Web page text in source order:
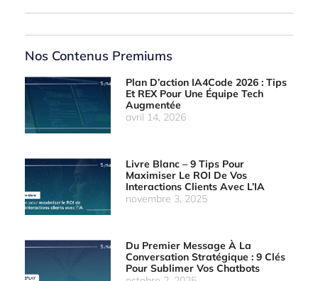
Nos Contenus Premiums
Plan D’action IA4Code 2026 : Tips
Et REX Pour Une Équipe Tech
Augmentée
avril 14, 2026
Livre Blanc – 9 Tips Pour
Maximiser Le ROI De Vos
Interactions Clients Avec L’IA
novembre 3, 2025
Du Premier Message À La
Conversation Stratégique : 9 Clés
Pour Sublimer Vos Chatbots